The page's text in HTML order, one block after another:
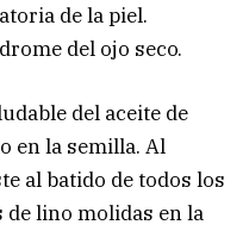
de la piel.
del ojo seco.
del aceite de
en la semilla. Al
al batido de todos los
de lino molidas en la